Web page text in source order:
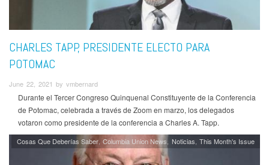
CHARLES TAPP, PRESIDENTE ELECTO PARA
POTOMAC
June 22, 2021 by vmbernard
Durante el Tercer Congreso Quinquenal Constituyente de la Conferencia
de Potomac, celebrada a través de Zoom en marzo, los delegados
votaron como presidente de la conferencia a Charles A. Tapp.
Cosas Que Deberías Saber Columbia Union News Noticias This Month's Issue